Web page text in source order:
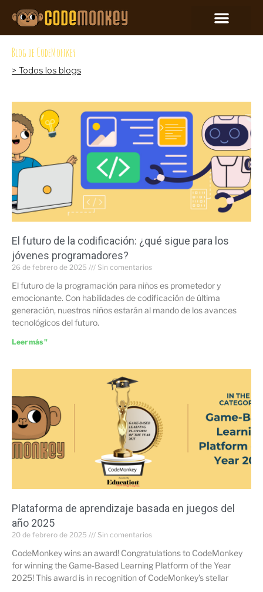
Blog de CodeMonkey
> Todos los blogs
El futuro de la codificación: ¿qué sigue para los
jóvenes programadores?
26 de febrero de 2025 Sin comentarios
El futuro de la programación para niños es prometedor y
emocionante. Con habilidades de codificación de última
generación, nuestros niños estarán al mando de los avances
tecnológicos del futuro.
Leer más "
Plataforma de aprendizaje basada en juegos del
año 2025
20 de febrero de 2025 Sin comentarios
CodeMonkey wins an award! Congratulations to CodeMonkey
for winning the Game-Based Learning Platform of the Year
2025! This award is in recognition of CodeMonkey’s stellar